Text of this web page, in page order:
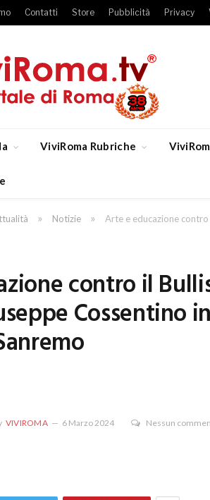
Contatti Store Pubblicità Privacy
ViviRoma Rubriche
» Notizie » Arte e educazione
contro il
Cossentino
VIVIROMA 6 Marzo 2024 Nessun